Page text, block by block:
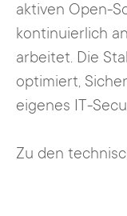
aktiven Open-
kontinuierlich
arbeitet. Die
optimiert,
eigenes IT-
Zu den